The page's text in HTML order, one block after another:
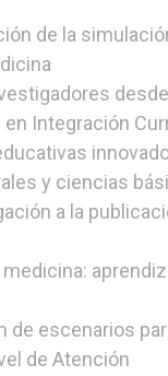
de la
en Integración
y ciencias
a la
de escenarios
de Atención